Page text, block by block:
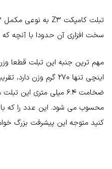
سخت افزاری آن حدودا با آنچه
ضخامت 6.4 میلی متری
محسوب می شود. این عدد را که
کنید متوجه این پیشرفت بزرگ